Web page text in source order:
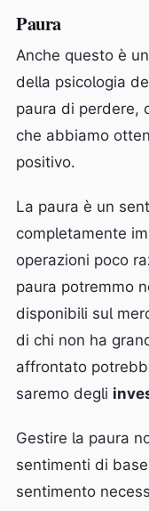
Paura
Anche questo è
della psicologia
paura di perdere,
che abbiamo
positivo.
La paura è un
completamente
operazioni poco
paura potremmo
disponibili sul
di chi non ha
affrontato
saremo degli
Gestire la paura
sentimenti di
sentimento